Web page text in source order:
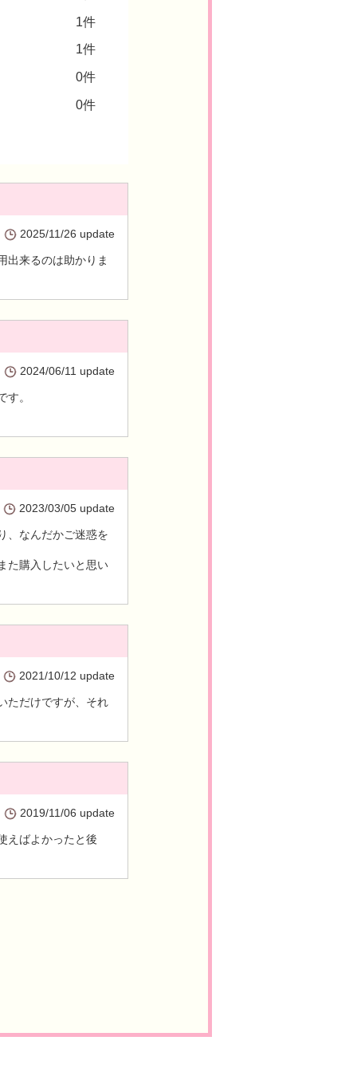
1件
1件
0件
0件
2025/11/26 update
出来るのは助かりま
2024/06/11 update
。
2023/03/05 update
、なんだかご迷惑を
た購入したいと思い
2021/10/12 update
だけですが、それ
2019/11/06 update
えばよかったと後